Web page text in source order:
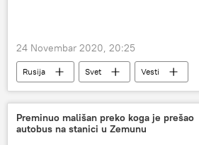
24 Novembar 2020, 20:25
Rusija Svet
Vesti
Vladimir Putin
Redžep Tajip Erdogan
Preminuo mališan preko koga je prešao
autobus na stanici u Zemunu